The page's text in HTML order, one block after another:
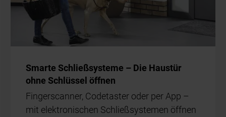
Smar­te Schließ­sys­te­me – Die Haus­tür
ohne Schlüs­sel öff­nen
Fin­ger­scan­ner, Code­tas­ter oder per App –
mit elek­tro­ni­schen Schließ­sys­te­men öff­nen